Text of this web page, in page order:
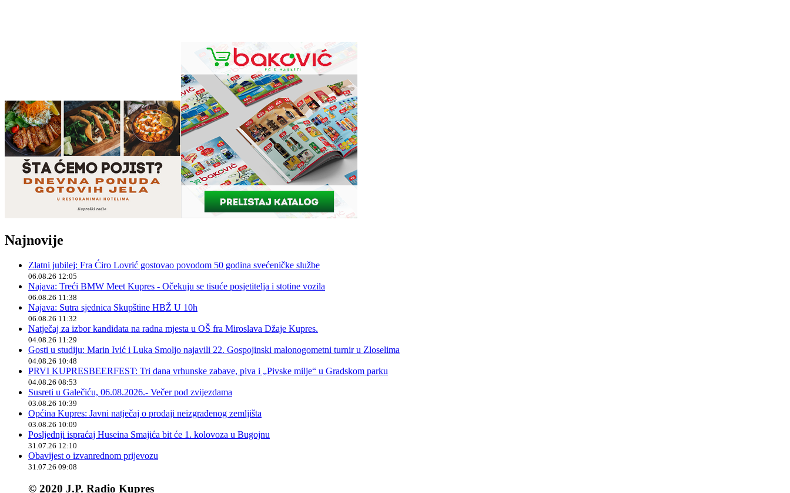
Najnovije
Zlatni jubilej: Fra Ćiro Lovrić gostovao povodom 50 godina svećeničke službe
06.08.26 12:05
Najava: Treći BMW Meet Kupres - Očekuju se tisuće posjetitelja i stotine vozila
06.08.26 11:38
Najava: Sutra sjednica Skupštine HBŽ U 10h
06.08.26 11:32
Natječaj za izbor kandidata na radna mjesta u OŠ fra Miroslava Džaje Kupres.
04.08.26 11:29
Gosti u studiju: Marin Ivić i Luka Smoljo najavili 22. Gospojinski malonogometni turnir u Zloselima
04.08.26 10:48
PRVI KUPRESBEERFEST: Tri dana vrhunske zabave, piva i „Pivske milje“ u Gradskom parku
04.08.26 08:53
Susreti u Galečiću, 06.08.2026.- Večer pod zvijezdama
03.08.26 10:39
Općina Kupres: Javni natječaj o prodaji neizgrađenog zemljišta
03.08.26 10:09
Posljednji ispraćaj Huseina Smajića bit će 1. kolovoza u Bugojnu
31.07.26 12:10
Obavijest o izvanrednom prijevozu
31.07.26 09:08
© 2020 J.P. Radio Kupres